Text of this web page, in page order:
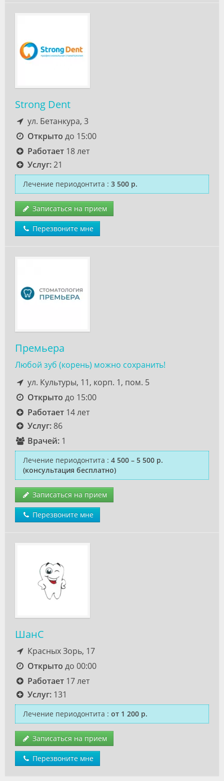
Strong Dent
ул. Бетанкура, 3
Открыто до 15:00
Работает18 лет
Услуг:21
Лечение периодонтита : 3 500 р.
Записаться на прием
Перезвоните мне
Премьера
Любой зуб (корень) можно сохранить!
ул. Культуры, 11, корп. 1, пом. 5
Открыто до 15:00
Работает14 лет
Услуг:86
Врачей:1
Лечение периодонтита : 4 500 – 5 500 р.
(консультация бесплатно)
Записаться на прием
Перезвоните мне
ШанС
Красных Зорь, 17
Открыто до 00:00
Работает17 лет
Услуг:131
Лечение периодонтита : от 1 200 р.
Записаться на прием
Перезвоните мне